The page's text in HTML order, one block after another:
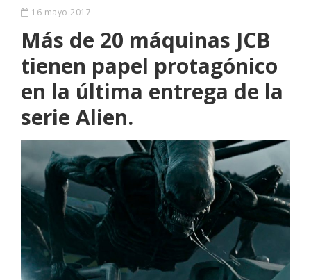
16 mayo 2017
Más de 20 máquinas JCB
tienen papel protagónico
en la última entrega de la
serie Alien.